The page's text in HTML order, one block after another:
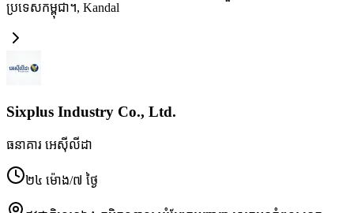
ប្រទេសកម្ពុជា។, Kandal
Sixplus Industry Co., Ltd.
ធនាគារ អេស៊ីលីដា
២៤ ម៉ោង/៧ ថ្ងៃ